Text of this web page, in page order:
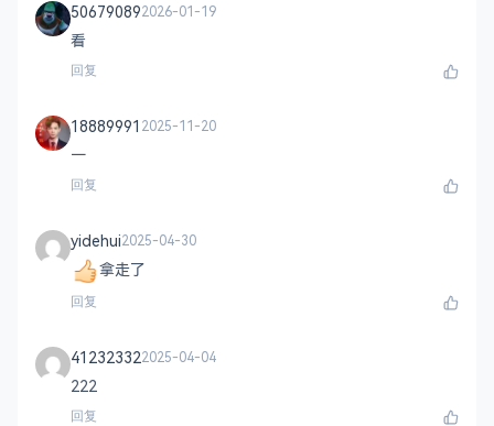
506790892026-01-19
看
回复
18889991 2025-11-20
一
回复
yidehui2025-04-30
拿走了
回复
412323322025-04-04
222
回复